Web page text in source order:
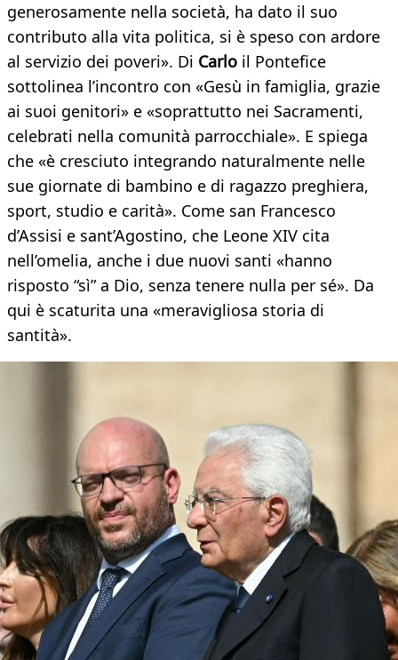
generosamente nella società, ha dato il suo
contributo alla vita politica, si è speso con ardore
al servizio dei poveri». Di Carlo il Pontefice
sottolinea l’incontro con «Gesù in famiglia, grazie
ai suoi genitori» e «soprattutto nei Sacramenti,
celebrati nella comunità parrocchiale». E spiega
che «è cresciuto integrando naturalmente nelle
sue giornate di bambino e di ragazzo preghiera,
sport, studio e carità». Come san Francesco
d’Assisi e sant’Agostino, che Leone XIV cita
nell’omelia, anche i due nuovi santi «hanno
risposto “sì” a Dio, senza tenere nulla per sé». Da
qui è scaturita una «meravigliosa storia di
santità».